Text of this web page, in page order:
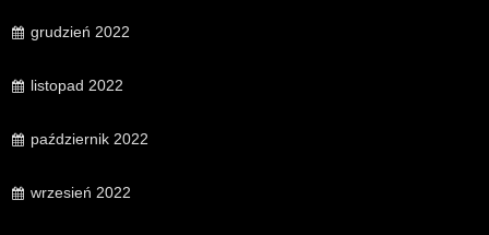
grudzień 2022
listopad 2022
październik 2022
wrzesień 2022